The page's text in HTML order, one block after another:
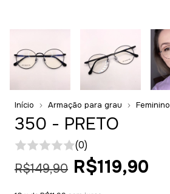
Início Armação para grau Feminino
350 - PRETO
(0)
R$149,90 R$119,90